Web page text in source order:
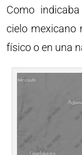
Como
cielo mexicano
físico o en una